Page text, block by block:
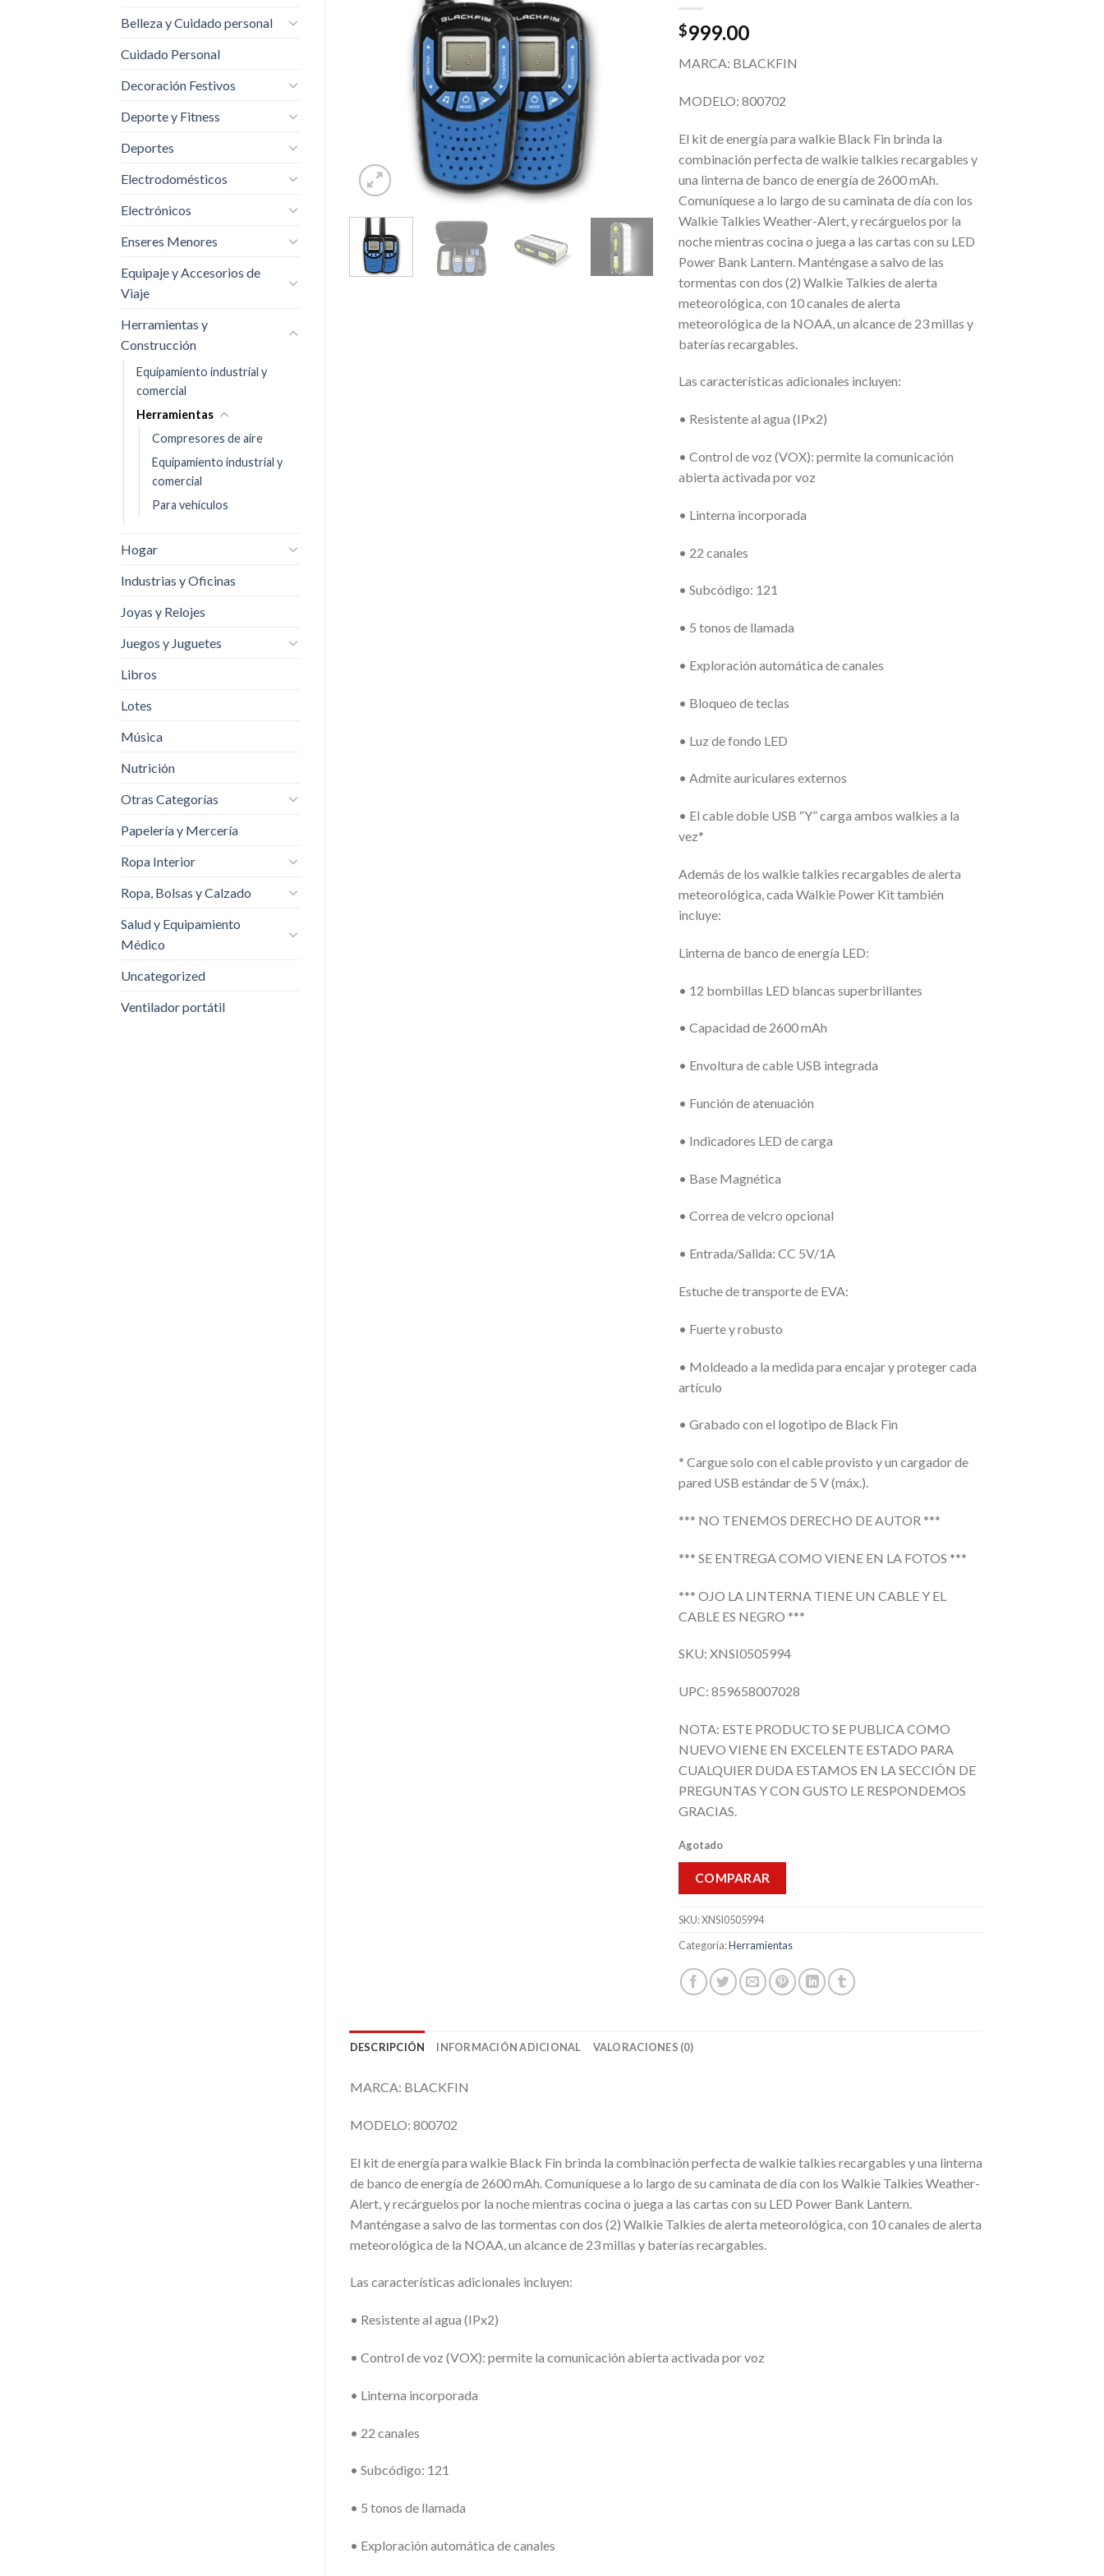
Belleza y Cuidado personal
Cuidado Personal
Decoración Festivos
Deporte y Fitness
Deportes
Electrodomésticos
Electrónicos
Enseres Menores
Equipaje y Accesorios de
Viaje
Herramientas y
Construcción
Equipamiento industrial y
comercial
Herramientas
Compresores de aire
Equipamiento industrial y
comercial
Para vehículos
Hogar
Industrias y Oficinas
Joyas y Relojes
Juegos y Juguetes
Libros
Lotes
Música
Nutrición
Otras Categorías
Papelería y Mercería
Ropa Interior
Ropa, Bolsas y Calzado
Salud y Equipamiento
Médico
Uncategorized
Ventilador portátil
$999.00
MARCA: BLACKFIN
MODELO: 800702
El kit de energía para walkie Black Fin brinda la
combinación perfecta de walkie talkies recargables y
una linterna de banco de energía de 2600 mAh.
Comuníquese a lo largo de su caminata de día con los
Walkie Talkies Weather-Alert, y recárguelos por la
noche mientras cocina o juega a las cartas con su LED
Power Bank Lantern. Manténgase a salvo de las
tormentas con dos (2) Walkie Talkies de alerta
meteorológica, con 10 canales de alerta
meteorológica de la NOAA, un alcance de 23 millas y
baterías recargables.
Las características adicionales incluyen:
• Resistente al agua (IPx2)
• Control de voz (VOX): permite la comunicación
abierta activada por voz
• Linterna incorporada
• 22 canales
• Subcódigo: 121
• 5 tonos de llamada
• Exploración automática de canales
• Bloqueo de teclas
• Luz de fondo LED
• Admite auriculares externos
• El cable doble USB “Y” carga ambos walkies a la
vez*
Además de los walkie talkies recargables de alerta
meteorológica, cada Walkie Power Kit también
incluye:
Linterna de banco de energía LED:
• 12 bombillas LED blancas superbrillantes
• Capacidad de 2600 mAh
• Envoltura de cable USB integrada
• Función de atenuación
• Indicadores LED de carga
• Base Magnética
• Correa de velcro opcional
• Entrada/Salida: CC 5V/1A
Estuche de transporte de EVA:
• Fuerte y robusto
• Moldeado a la medida para encajar y proteger cada
artículo
• Grabado con el logotipo de Black Fin
* Cargue solo con el cable provisto y un cargador de
pared USB estándar de 5 V (máx.).
*** NO TENEMOS DERECHO DE AUTOR ***
*** SE ENTREGA COMO VIENE EN LA FOTOS ***
*** OJO LA LINTERNA TIENE UN CABLE Y EL
CABLE ES NEGRO ***
SKU: XNSI0505994
UPC: 859658007028
NOTA: ESTE PRODUCTO SE PUBLICA COMO
NUEVO VIENE EN EXCELENTE ESTADO PARA
CUALQUIER DUDA ESTAMOS EN LA SECCIÓN DE
PREGUNTAS Y CON GUSTO LE RESPONDEMOS
GRACIAS.
Agotado
COMPARAR
SKU:XNSI0505994
Categoría:Herramientas
DESCRIPCIÓN INFORMACIÓN ADICIONAL VALORACIONES (0)
MARCA: BLACKFIN
MODELO: 800702
El kit de energía para walkie Black Fin brinda la combinación perfecta de walkie talkies recargables y una linterna
de banco de energía de 2600 mAh. Comuníquese a lo largo de su caminata de día con los Walkie Talkies Weather-
Alert, y recárguelos por la noche mientras cocina o juega a las cartas con su LED Power Bank Lantern.
Manténgase a salvo de las tormentas con dos (2) Walkie Talkies de alerta meteorológica, con 10 canales de alerta
meteorológica de la NOAA, un alcance de 23 millas y baterías recargables.
Las características adicionales incluyen:
• Resistente al agua (IPx2)
• Control de voz (VOX): permite la comunicación abierta activada por voz
• Linterna incorporada
• 22 canales
• Subcódigo: 121
• 5 tonos de llamada
• Exploración automática de canales